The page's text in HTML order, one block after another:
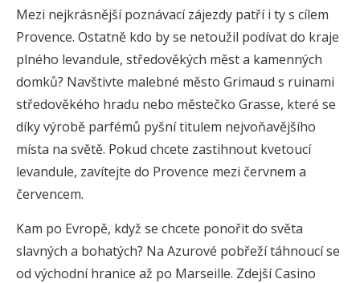
Mezi nejkrásnější poznávací zájezdy patří i ty s cílem
Provence. Ostatně kdo by se netoužil podívat do kraje
plného levandule, středověkých měst a kamenných
domků? Navštivte malebné město Grimaud s ruinami
středověkého hradu nebo městečko Grasse, které se
díky výrobě parfémů pyšní titulem nejvoňavějšího
místa na světě. Pokud chcete zastihnout kvetoucí
levandule, zavítejte do Provence mezi červnem a
červencem.
Kam po Evropě, když se chcete ponořit do světa
slavných a bohatých? Na Azurové pobřeží táhnoucí se
od východní hranice až po Marseille. Zdejší Casino